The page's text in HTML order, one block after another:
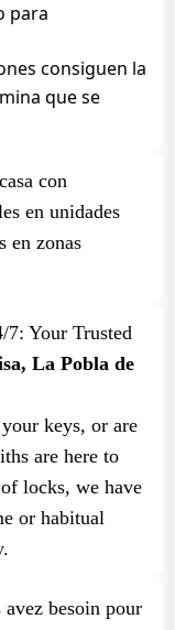
para
consiguen la
que se
con
en unidades
en zonas
7: Your Trusted
La Pobla de
keys, or are
are here to
locks, we have
or habitual
avez besoin pour